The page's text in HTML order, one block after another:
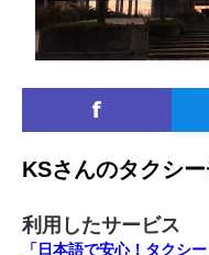
KSさんのタクシ
利用したサービス
「日本語で安心！タクシ